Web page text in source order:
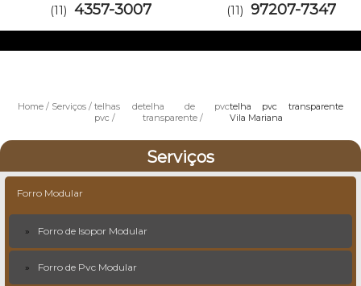
(11) 4357-3007 (11) 97207-7347
Home Serviços
telhas de
pvc
telha de pvc
transparente
telha pvc transparente
Vila Mariana
Serviços
Forro Modular
Forro de Isopor Modular
Forro de Pvc Modular